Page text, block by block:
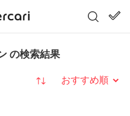
の検索結果
並び替え